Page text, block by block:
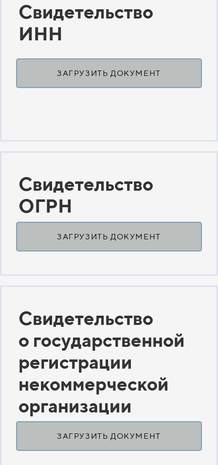
Свидетельство
ИНН
ЗАГРУЗИТЬ ДОКУМЕНТ
Свидетельство
ОГРН
ЗАГРУЗИТЬ ДОКУМЕНТ
Свидетельство
о государственной
регистрации
некоммерческой
организации
ЗАГРУЗИТЬ ДОКУМЕНТ